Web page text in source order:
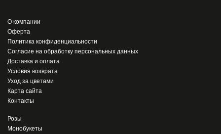
О компании
Оферта
Политика конфиденциальности
Согласие на обработку персональных данных
Доставка и оплата
Условия возврата
Уход за цветами
Карта сайта
Контакты
Розы
Монобукеты